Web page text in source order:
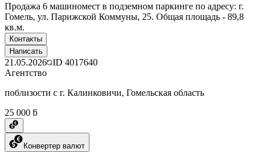
Продажа 6 машиномест в подземном паркинге по адресу: г.
Гомель, ул. Парижской Коммуны, 25. Общая площадь - 89,8
кв.м.
Контакты
Написать
21.05.2026 ID 4017640
Агентство
поблизости с г. Калинковичи, Гомельская область
25 000 ƃ
Конвертер валют